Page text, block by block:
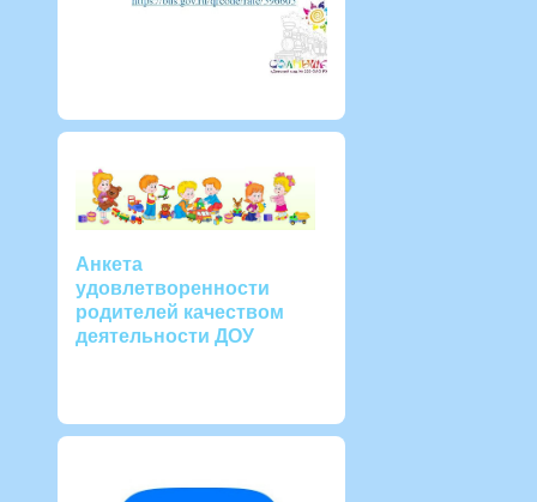
Анкета
удовлетворенности
родителей качеством
деятельности ДОУ